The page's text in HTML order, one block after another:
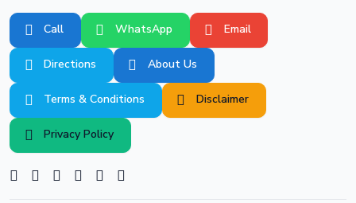
Call WhatsApp Email
Directions About Us
Terms & Conditions Disclaimer
Privacy Policy